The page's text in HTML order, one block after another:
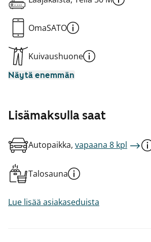
OmaSATO
Kuivaushuone
Näytä enemmän
Lisämaksulla saat
Autopaikka, vapaana 8 kpl
Talosauna
Lue lisää asiakaseduista